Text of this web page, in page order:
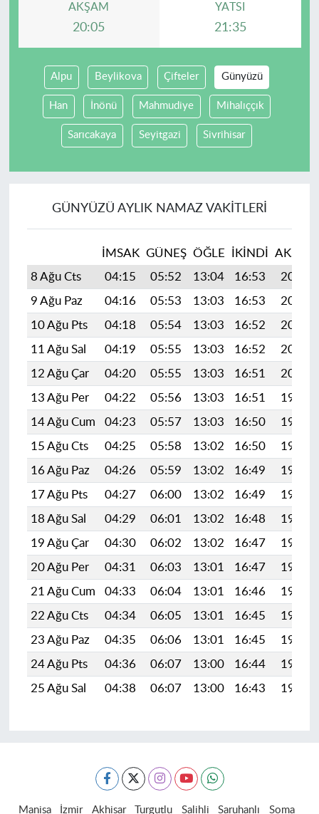
AKŞAM
20:05
YATSI
21:35
Alpu Beylikova Çifteler Günyüzü
Han İnönü Mahmudiye Mihalıççık
Sarıcakaya Seyitgazi Sivrihisar
GÜNYÜZÜ AYLIK NAMAZ VAKITLERI
İMSAK GÜNEŞ ÖĞLE İKINDI
AKŞAM
8 Ağu Cts
04:15 05:52 13:04 16:53
20:05
9 Ağu Paz
04:16 05:53 13:03 16:53
20:04
10 Ağu Pts
04:18 05:54 13:03 16:52
20:03
11 Ağu Sal
04:19 05:55 13:03 16:52
20:02
12 Ağu Çar
04:20 05:55 13:03 16:51
20:00
13 Ağu Per
04:22 05:56 13:03 16:51
19:59
14 Ağu Cum
04:23 05:57 13:03 16:50
19:58
15 Ağu Cts
04:25 05:58 13:02 16:50
19:57
16 Ağu Paz
04:26 05:59 13:02 16:49
19:55
17 Ağu Pts
04:27 06:00 13:02 16:49
19:54
18 Ağu Sal
04:29 06:01 13:02 16:48
19:53
19 Ağu Çar
04:30 06:02 13:02 16:47
19:51
20 Ağu Per
04:31 06:03 13:01 16:47
19:50
21 Ağu Cum
04:33 06:04 13:01 16:46
19:48
22 Ağu Cts
04:34 06:05 13:01 16:45
19:47
23 Ağu Paz
04:35 06:06 13:01 16:45
19:46
24 Ağu Pts
04:36 06:07 13:00 16:44
19:44
25 Ağu Sal
04:38 06:07 13:00 16:43 19:43
Manisa İzmir Akhisar Turgutlu Salihli Saruhanlı
Soma